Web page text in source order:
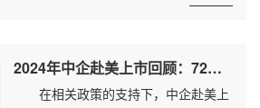
上月增加了3家。 新挂牌的公司来
美国OTC市场共有12328家公司挂牌交
易，当月成交金额为471亿美元，年初
2024年中企赴美上市回顾：72只新股 同比增长95% 附名单
在相关政策的支持下，中企赴美上